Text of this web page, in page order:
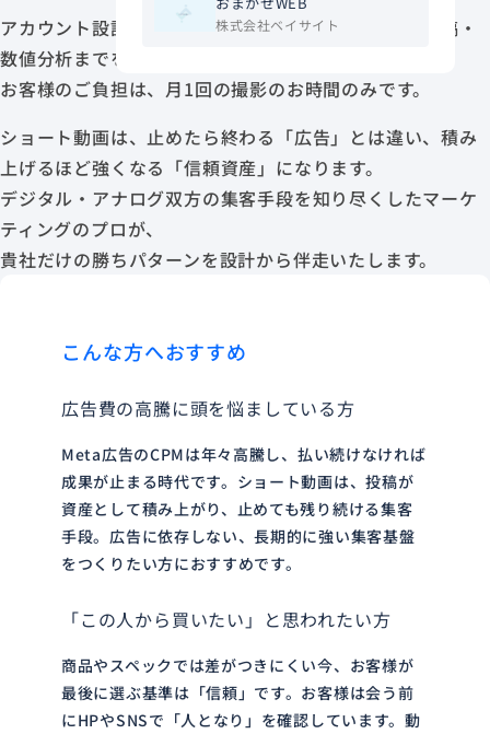
アカウント設計から企画・台本制作、撮影・編集、投稿・
数値分析までをワンストップで代行。
お客様のご負担は、月1回の撮影のお時間のみです。
ショート動画は、止めたら終わる「広告」とは違い、積み
上げるほど強くなる「信頼資産」になります。
デジタル・アナログ双方の集客手段を知り尽くしたマーケ
ティングのプロが、
貴社だけの勝ちパターンを設計から伴走いたします。
こんな方へおすすめ
広告費の高騰に頭を悩ましている方
Meta広告のCPMは年々高騰し、払い続けなければ
成果が止まる時代です。ショート動画は、投稿が
資産として積み上がり、止めても残り続ける集客
手段。広告に依存しない、長期的に強い集客基盤
をつくりたい方におすすめです。
「この人から買いたい」と思われたい方
商品やスペックでは差がつきにくい今、お客様が
最後に選ぶ基準は「信頼」です。お客様は会う前
にHPやSNSで「人となり」を確認しています。動
株式会社ベイサイト